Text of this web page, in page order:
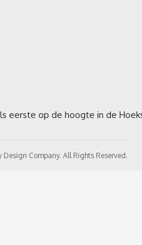
Company. All Rights Reserved.